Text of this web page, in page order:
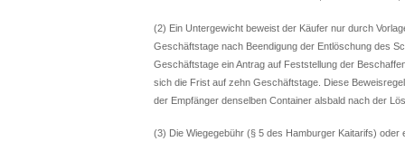
(2) Ein Untergewicht beweist der Käufer nur durch
Geschäftstage nach Beendigung der Entlöschung des
Geschäftstage ein Antrag auf Feststellung der
sich die Frist auf zehn Geschäftstage. Diese
der Empfänger denselben Container alsbald nach der
(3) Die Wiegegebühr (§ 5 des Hamburger Kaitarifs)